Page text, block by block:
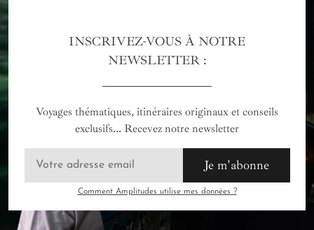
INSCRIVEZ-VOUS À NOTRE
NEWSLETTER :
Voyages thématiques, itinéraires originaux et conseils
exclusifs... Recevez notre newsletter
Je m'abonne
Comment Amplitudes utilise mes données ?